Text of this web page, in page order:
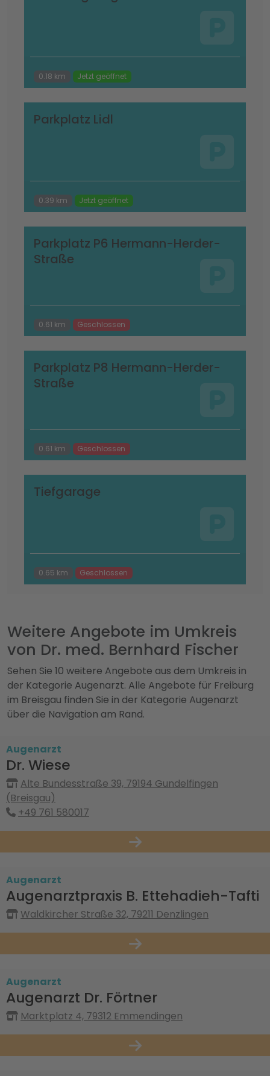
0.18 km Jetzt geöffnet
Parkplatz Lidl
0.39 km Jetzt geöffnet
Parkplatz P6 Hermann-Herder-
Straße
0.61 km Geschlossen
Parkplatz P8 Hermann-Herder-
Straße
0.61 km Geschlossen
Tiefgarage
0.65 km Geschlossen
Weitere Angebote im Umkreis
von Dr. med. Bernhard Fischer
Sehen Sie 10 weitere Angebote aus dem Umkreis in
der Kategorie Augenarzt. Alle Angebote für Freiburg
im Breisgau finden Sie in der Kategorie Augenarzt
über die Navigation am Rand.
Augenarzt
Dr. Wiese
Alte Bundesstraße 39, 79194 Gundelfingen
(Breisgau)
+49 761 580017
Augenarzt
Augenarztpraxis B. Ettehadieh-Tafti
Waldkircher Straße 32, 79211 Denzlingen
Augenarzt
Augenarzt Dr. Förtner
Marktplatz 4, 79312 Emmendingen